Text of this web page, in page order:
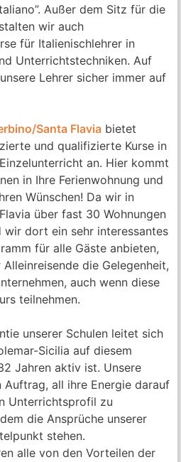
Außer dem Sitz für die
wir auch
für Italienischlehrer in
Unterrichtstechniken. Auf
Lehrer sicher immer auf
Santa Flavia bietet
und qualifizierte Kurse in
an. Hier kommt
in Ihre Ferienwohnung und
Wünschen! Da wir in
über fast 30 Wohnungen
wir dort ein sehr interessantes
für alle Gäste anbieten,
die Gelegenheit,
auch wenn diese
teilnehmen.
unserer Schulen leitet sich
Sicilia auf diesem
Jahren aktiv ist. Unsere
Auftrag, all ihre Energie darauf
Unterrichtsprofil zu
die Ansprüche unserer
stehen.
alle von den Vorteilen der